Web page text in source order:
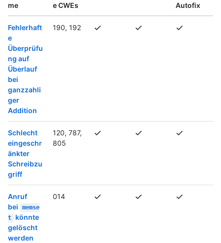
me
e CWEs
Autofix
Fehlerhaft
e
Überprüfu
ng auf
Überlauf
bei
ganzzahli
ger
Addition
190, 192
Schlecht
eingeschr
änkter
Schreibzu
griff
120, 787,
805
Anruf
bei
memse
t
könnte
gelöscht
werden
014